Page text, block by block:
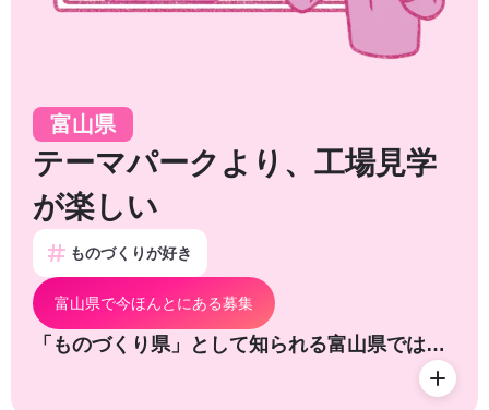
富山県
テーマパークより、工場見学
が楽しい
ものづくりが好き
富山県で今ほんとにある募集
「ものづくり県」として知られる富山県では…